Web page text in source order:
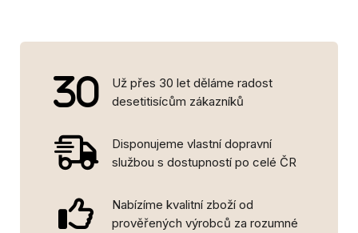
Už přes 30 let děláme radost
desetitisícům zákazníků
Disponujeme vlastní dopravní
službou s dostupností po celé ČR
Nabízíme kvalitní zboží od
prověřených výrobců za rozumné